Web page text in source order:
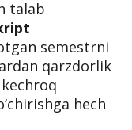
qabul
talab
semestrni
qarzdorlik